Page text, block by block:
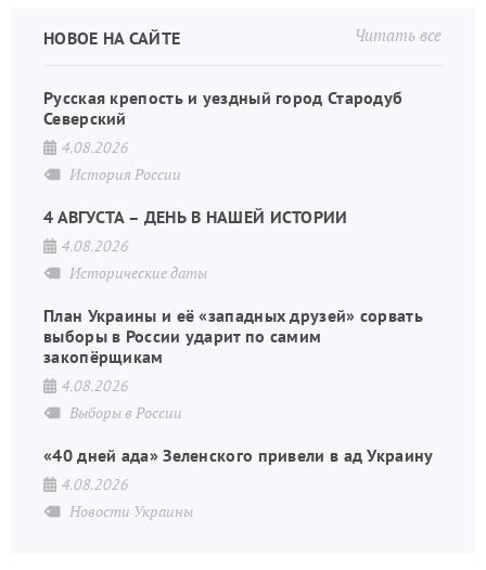
Читать все
НОВОЕ НА САЙТЕ
Русская крепость и уездный город Стародуб
Северский
4.08.2026
История России
4 АВГУСТА – ДЕНЬ В НАШЕЙ ИСТОРИИ
4.08.2026
Исторические даты
План Украины и её «западных друзей» сорвать
выборы в России ударит по самим
закопёрщикам
4.08.2026
Выборы в России
«40 дней ада» Зеленского привели в ад Украину
4.08.2026
Новости Украины